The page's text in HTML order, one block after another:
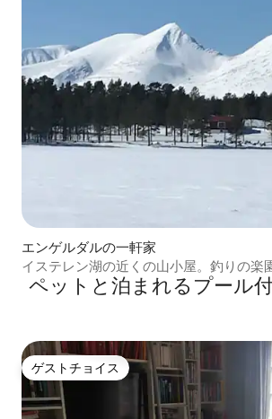
エンゲルダルの一軒家
イステレン湖の近くの山小屋。釣りの楽
ペットと泊まれるプール
ゲストチョイス
ゲストチョイス